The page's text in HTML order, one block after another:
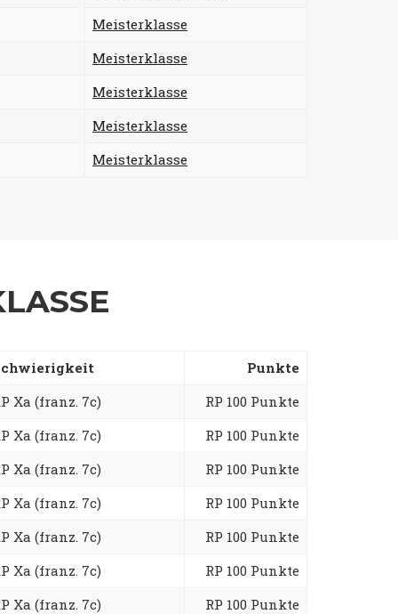
Meisterklasse
Meisterklasse
Meisterklasse
Meisterklasse
Meisterklasse
Punkte
Xa (franz. 7c)
RP 100 Punkte
Xa (franz. 7c)
RP 100 Punkte
Xa (franz. 7c)
RP 100 Punkte
Xa (franz. 7c)
RP 100 Punkte
Xa (franz. 7c)
RP 100 Punkte
Xa (franz. 7c)
RP 100 Punkte
Xa (franz. 7c)
RP 100 Punkte